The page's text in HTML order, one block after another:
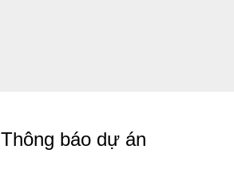
Thông báo dự án